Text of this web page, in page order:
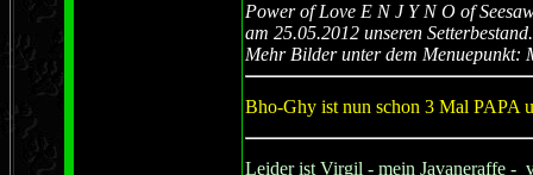
Power of Love E N J Y N O of
am 25.05.2012 unseren Setterbestand.
Mehr Bilder unter dem Menuepunkt:
Bho-Ghy ist nun schon 3 Mal PAPA
Leider ist Virgil - mein Javaneraffe -